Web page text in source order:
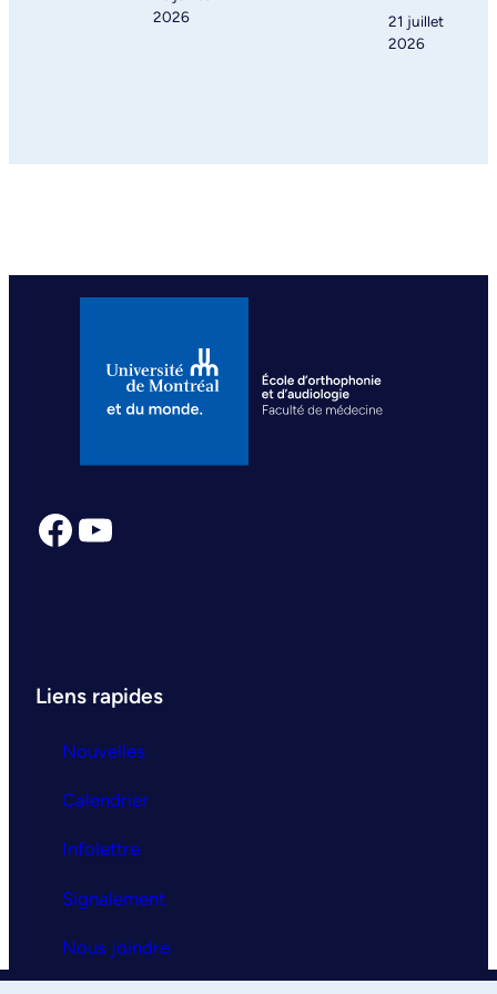
2026
21 juillet
2026
Facebook YouTube
Liens rapides
Nouvelles
Calendrier
Infolettre
Signalement
Nous joindre